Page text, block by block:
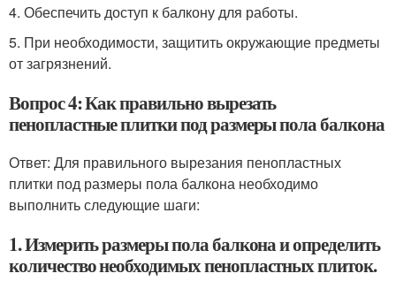
4. Обеспечить доступ к балкону для работы.
5. При необходимости, защитить окружающие предметы
от загрязнений.
Вопрос 4: Как правильно вырезать
пенопластные плитки под размеры пола балкона
Ответ: Для правильного вырезания пенопластных
плитки под размеры пола балкона необходимо
выполнить следующие шаги:
1. Измерить размеры пола балкона и определить
количество необходимых пенопластных плиток.